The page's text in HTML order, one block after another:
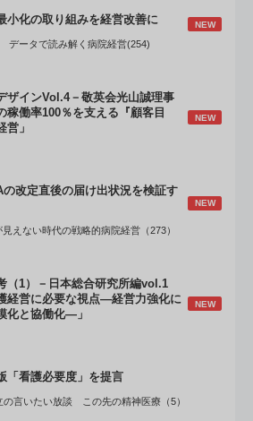
小化の取り組みを経営改善に NEW
データで読み解く病院経営(254)
ザインVol.4－敬英会光山誠理事
働率100％を支える『顧客目
営」
NEW
の改定直後の届け出状況を検証す
NEW
見えない時代の戦略的病院経営（273）
（1）－日本総合研究所編vol.1
経営に必要な視点―経営力強化に
化と協働化―」
NEW
「看護必要度」を提言
の言いたい放談 この先の精神医療（5）